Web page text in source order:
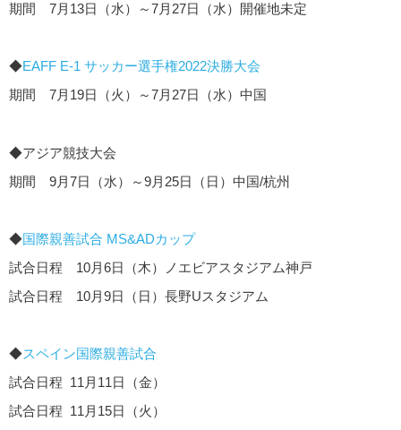
期間 7月13日（水）～7月27日（水）開催地未定
◆EAFF E-1 サッカー選手権2022決勝大会
期間 7月19日（火）～7月27日（水）中国
◆アジア競技大会
期間 9月7日（水）～9月25日（日）中国/杭州
◆国際親善試合 MS&ADカップ
試合日程 10月6日（木）ノエビアスタジアム神戸
試合日程 10月9日（日）長野Uスタジアム
◆スペイン国際親善試合
試合日程 11月11日（金）
試合日程 11月15日（火）